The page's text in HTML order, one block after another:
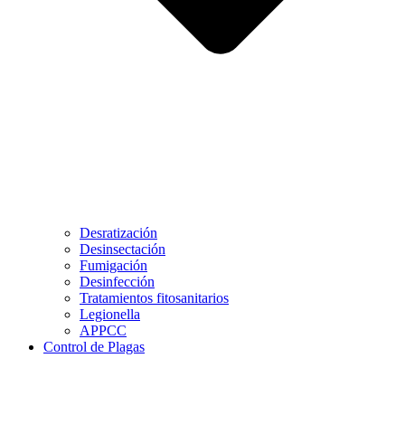
Desratización
Desinsectación
Fumigación
Desinfección
Tratamientos fitosanitarios
Legionella
APPCC
Control de Plagas